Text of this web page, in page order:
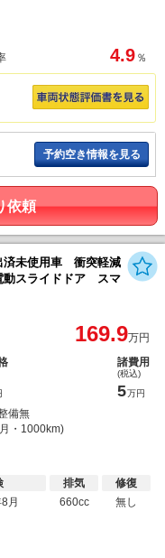
4.9 ％
予約空き情報を見る
依頼
未使用車 衝突軽減
スライドドア スマ
169.9万円
諸費用
(税込)
5万円
備無
・1000km)
月
排気
660cc
修復
無し